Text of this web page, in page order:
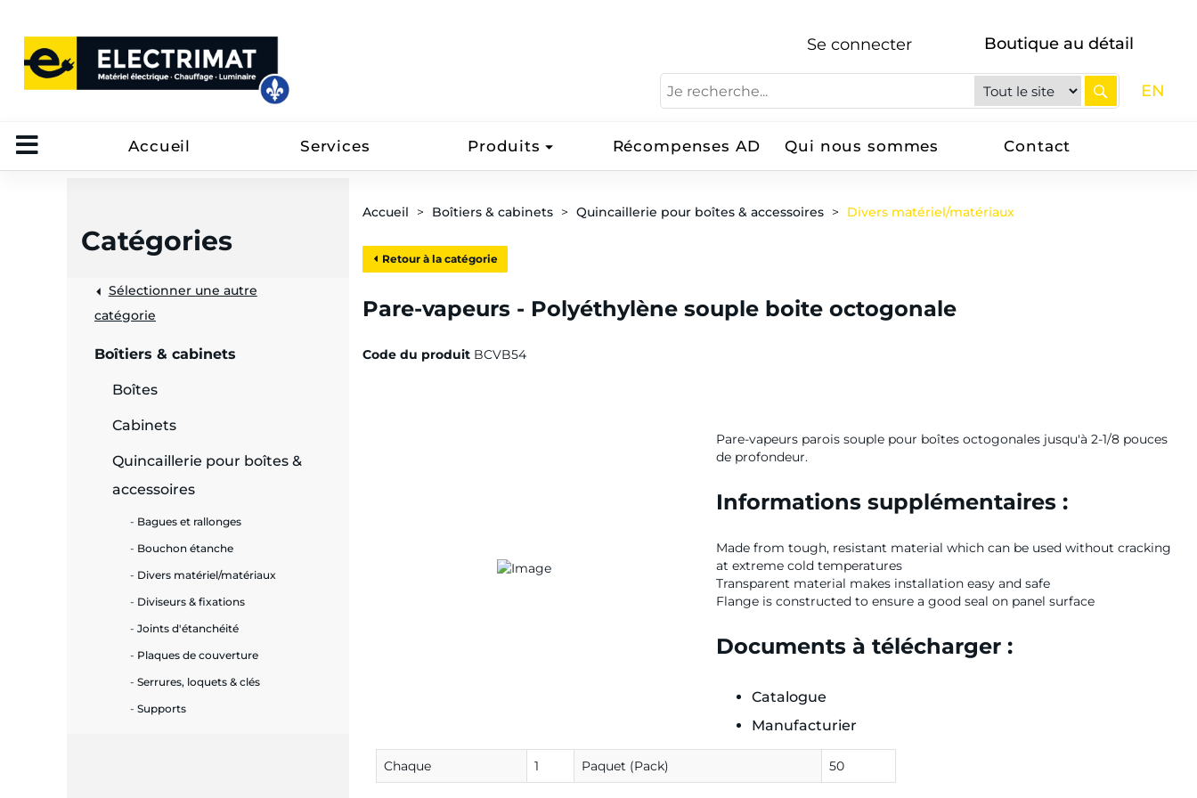
Se connecter Boutique au détail
EN
Accueil Services Produits Récompenses AD Qui nous sommes Contact
Catégories
Sélectionner une autre
catégorie
Boîtiers & cabinets
Boîtes
Cabinets
Quincaillerie pour boîtes &
accessoires
Bagues et rallonges
Bouchon étanche
Divers matériel/matériaux
Diviseurs & fixations
Joints d'étanchéité
Plaques de couverture
Serrures, loquets & clés
Supports
Accueil Boîtiers & cabinets Quincaillerie pour boîtes & accessoires Divers matériel/matériaux
Retour à la catégorie
Pare-vapeurs - Polyéthylène souple boite octogonale
Code du produit BCVB54
Pare-vapeurs parois souple pour boîtes octogonales jusqu'à 2-1/8 pouces
de profondeur.
Informations supplémentaires :
Made from tough, resistant material which can be used without cracking
at extreme cold temperatures
Transparent material makes installation easy and safe
Flange is constructed to ensure a good seal on panel surface
Documents à télécharger :
Catalogue
Manufacturier
Chaque 1 Paquet (Pack) 50